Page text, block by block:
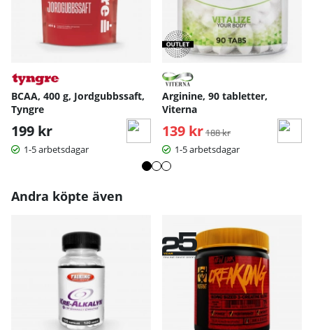
BCAA, 400 g, Jordgubbssaft,
Tyngre
199 kr
1-5 arbetsdagar
Arginine, 90 tabletter,
Viterna
139 kr Ordinarie pris:
188 kr
1-5 arbetsdagar
Andra köpte även